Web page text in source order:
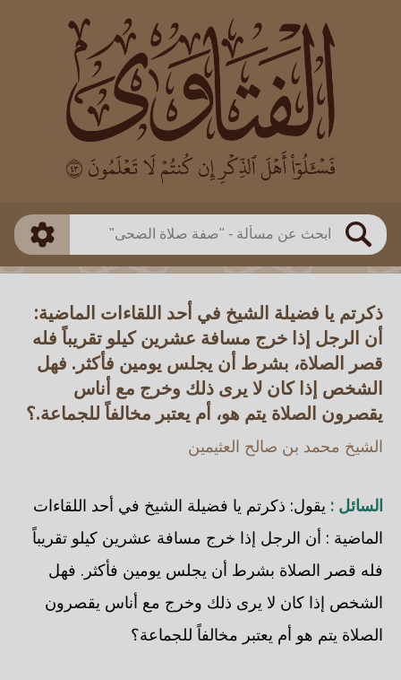
بحث
العالم
بن باز
بن العثيمين
اللجنة الدائمة
طريقة البحث
ذكي
ذكرتم يا فضيلة الشيخ في أحد اللقاءات الماضية:
أن الرجل إذا خرج مسافة عشرين كيلو تقريباً فله
قصر الصلاة، بشرط أن يجلس يومين فأكثر. فهل
الشخص إذا كان لا يرى ذلك وخرج مع أناس
يقصرون الصلاة يتم هو، أم يعتبر مخالفاً للجماعة.؟
الشيخ محمد بن صالح العثيمين
السائل : يقول: ذكرتم يا فضيلة الشيخ في أحد اللقاءات
الماضية : أن الرجل إذا خرج مسافة عشرين كيلو تقريباً
فله قصر الصلاة بشرط أن يجلس يومين فأكثر. فهل
الشخص إذا كان لا يرى ذلك وخرج مع أناس يقصرون
الصلاة يتم هو أم يعتبر مخالفاً للجماعة؟